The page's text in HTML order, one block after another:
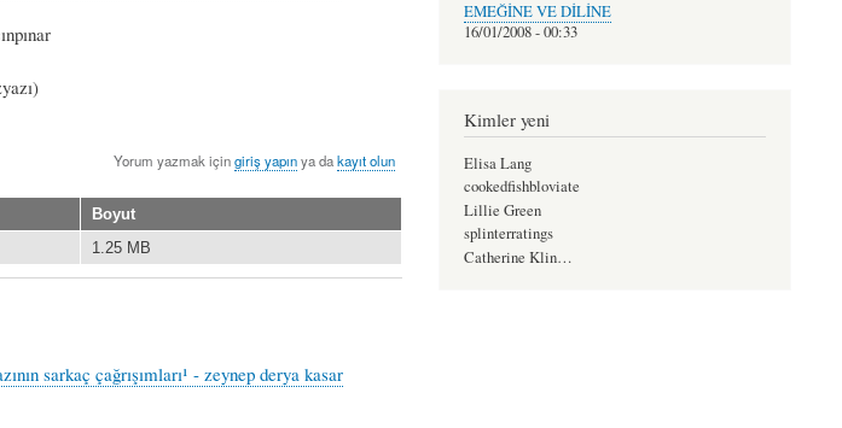
Yorum yazmak içingiriş yapınya dakayıt olun
Boyut
1.25 MB
sarkaç çağrışımları¹ - zeynep derya kasar
EMEĞİNE VE DİLİNE
16/01/2008 - 00:33
Kimler yeni
Elisa Lang
cookedfishbloviate
Lillie Green
splinterratings
Catherine Klin…